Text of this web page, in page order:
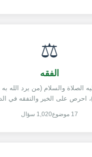
⚖️
الفقه
الصلاة والسلام (من يرد الله
احرص على الخير والتفقه في
17 موضوع 1,020 سؤال